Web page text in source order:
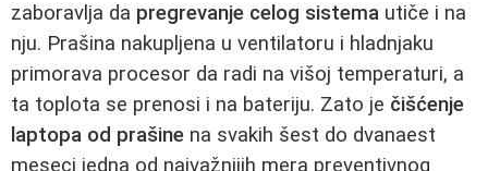
zaboravlja da pregrevanje celog sistema utiče i na
nju. Prašina nakupljena u ventilatoru i hladnjaku
primorava procesor da radi na višoj temperaturi, a
ta toplota se prenosi i na bateriju. Zato je čišćenje
laptopa od prašine na svakih šest do dvanaest
meseci jedna od najvažnijih mera preventivnog